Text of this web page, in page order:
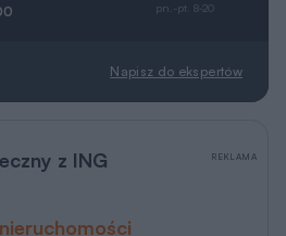
pn.-pt. 8-20
Napisz do ekspertów
z ING REKLAMA